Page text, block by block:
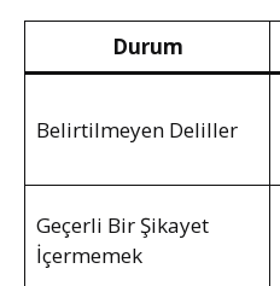
Durum
Belirtilmeyen Deliller
Geçerli Bir Şikayet
İçermemek